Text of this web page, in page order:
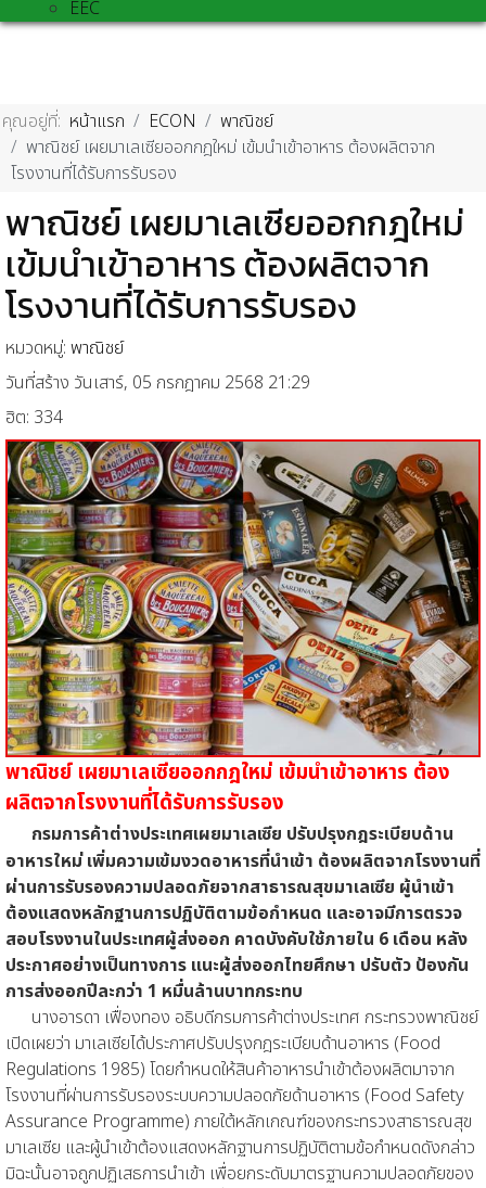
EEC
คุณอยู่ที่: หน้าแรก ECON
พาณิชย์
พาณิชย์ เผยมาเลเซียออกกฎใหม่ เข้มนำเข้าอาหาร ต้องผลิตจาก
โรงงานที่ได้รับการรับรอง
พาณิชย์ เผยมาเลเซียออกกฎใหม่
เข้มนำเข้าอาหาร ต้องผลิตจาก
โรงงานที่ได้รับการรับรอง
หมวดหมู่: พาณิชย์
วันที่สร้าง วันเสาร์, 05 กรกฎาคม 2568 21:29
ฮิต: 334
พาณิชย์ เผยมาเลเซียออกกฎใหม่ เข้มนำเข้าอาหาร ต้อง
ผลิตจากโรงงานที่ได้รับการรับรอง
กรมการค้าต่างประเทศเผยมาเลเซีย ปรับปรุงกฎระเบียบด้าน
อาหารใหม่ เพิ่มความเข้มงวดอาหารที่นำเข้า ต้องผลิตจากโรงงานที่
ผ่านการรับรองความปลอดภัยจากสาธารณสุขมาเลเซีย ผู้นำเข้า
ต้องแสดงหลักฐานการปฏิบัติตามข้อกำหนด และอาจมีการตรวจ
สอบโรงงานในประเทศผู้ส่งออก คาดบังคับใช้ภายใน 6 เดือน หลัง
ประกาศอย่างเป็นทางการ แนะผู้ส่งออกไทยศึกษา ปรับตัว ป้องกัน
การส่งออกปีละกว่า 1 หมื่นล้านบาทกระทบ
นางอารดา เฟื่องทอง อธิบดีกรมการค้าต่างประเทศ กระทรวงพาณิชย์
เปิดเผยว่า มาเลเซียได้ประกาศปรับปรุงกฎระเบียบด้านอาหาร (Food
Regulations 1985) โดยกำหนดให้สินค้าอาหารนำเข้าต้องผลิตมาจาก
โรงงานที่ผ่านการรับรองระบบความปลอดภัยด้านอาหาร (Food Safety
Assurance Programme) ภายใต้หลักเกณฑ์ของกระทรวงสาธารณสุข
มาเลเซีย และผู้นำเข้าต้องแสดงหลักฐานการปฏิบัติตามข้อกำหนดดังกล่าว
มิฉะนั้นอาจถูกปฏิเสธการนำเข้า เพื่อยกระดับมาตรฐานความปลอดภัยของ